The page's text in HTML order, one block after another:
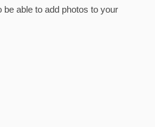
be able to add photos to your